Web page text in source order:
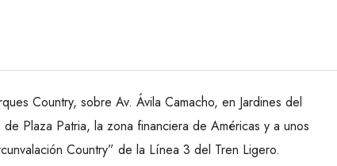
Country, sobre Av. Ávila Camacho, en Jardines del
Plaza Patria, la zona financiera de Américas y a unos
Country” de la Línea 3 del Tren Ligero.